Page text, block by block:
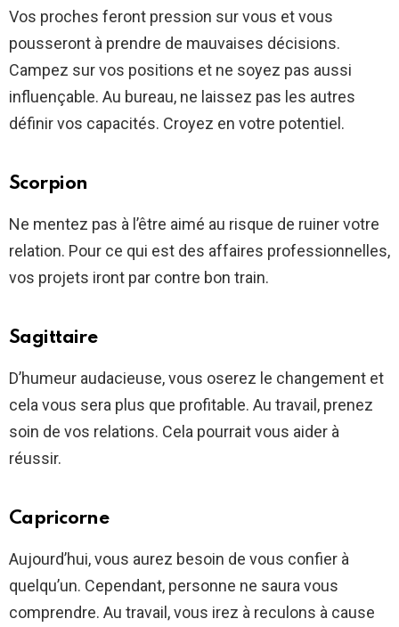
Vos proches feront pression sur vous et vous
pousseront à prendre de mauvaises décisions.
Campez sur vos positions et ne soyez pas aussi
influençable. Au bureau, ne laissez pas les autres
définir vos capacités. Croyez en votre potentiel.
Scorpion
Ne mentez pas à l’être aimé au risque de ruiner votre
relation. Pour ce qui est des affaires professionnelles,
vos projets iront par contre bon train.
Sagittaire
D’humeur audacieuse, vous oserez le changement et
cela vous sera plus que profitable. Au travail, prenez
soin de vos relations. Cela pourrait vous aider à
réussir.
Capricorne
Aujourd’hui, vous aurez besoin de vous confier à
quelqu’un. Cependant, personne ne saura vous
comprendre. Au travail, vous irez à reculons à cause